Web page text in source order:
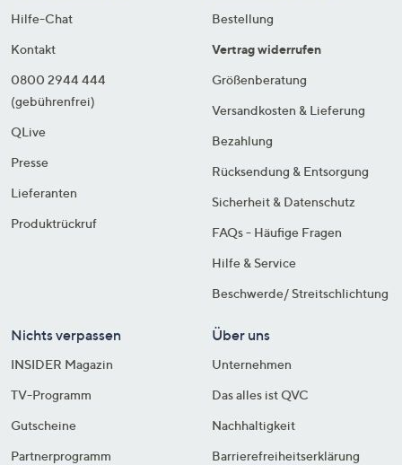
Hilfe-Chat
Kontakt
0800 2944 444
(gebührenfrei)
QLive
Presse
Lieferanten
Produktrückruf
Bestellung
Vertrag widerrufen
Größenberatung
Versandkosten & Lieferung
Bezahlung
Rücksendung & Entsorgung
Sicherheit & Datenschutz
FAQs - Häufige Fragen
Hilfe & Service
Beschwerde/ Streitschlichtung
Nichts verpassen
INSIDER Magazin
TV-Programm
Gutscheine
Partnerprogramm
Über uns
Unternehmen
Das alles ist QVC
Nachhaltigkeit
Barrierefreiheitserklärung